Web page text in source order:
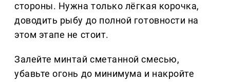
стороны. Нужна только лёгкая корочка,
доводить рыбу до полной готовности на
этом этапе не стоит.
Залейте минтай сметанной смесью,
убавьте огонь до минимума и накройте